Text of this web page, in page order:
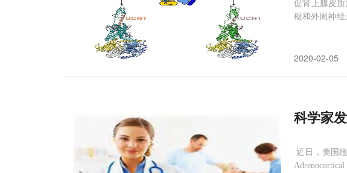
促肾上腺皮质
枢和外周神经
2020-02-05
科学家
近日，美国